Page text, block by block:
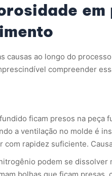
causas ao longo do
compreender
ficam presos na peça
a ventilação no molde é
com rapidez suficiente.
podem se